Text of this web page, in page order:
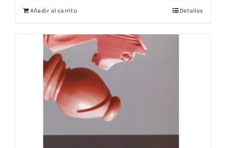
Añadir al carrito Detalles